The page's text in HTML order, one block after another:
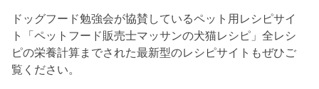
ドッグフード勉強会が協賛しているペット用レシピサイ
ト「ペットフード販売士マッサンの犬猫レシピ」全レシ
ピの栄養計算までされた最新型のレシピサイトもぜひご
覧ください。